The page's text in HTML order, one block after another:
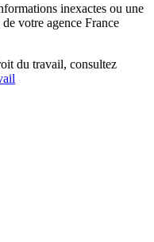
inexactes ou une
votre agence France
du travail, consultez